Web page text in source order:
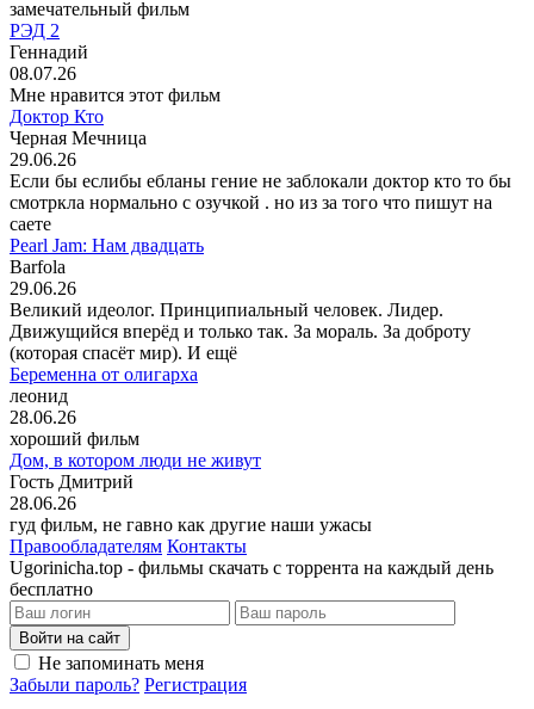
замечательный фильм
РЭД 2
Геннадий
08.07.26
Мне нравится этот фильм
Доктор Кто
Черная Мечница
29.06.26
Если бы еслибы ебланы гение не заблокали доктор кто то бы
смотркла нормально с озучкой . но из за того что пишут на
саете
Pearl Jam: Нам двадцать
Barfola
29.06.26
Великий идеолог. Принципиальный человек. Лидер.
Движущийся вперёд и только так. За мораль. За доброту
(которая спасёт мир). И ещё
Беременна от олигарха
леонид
28.06.26
хороший фильм
Дом, в котором люди не живут
Гость Дмитрий
28.06.26
гуд фильм, не гавно как другие наши ужасы
Правообладателям Контакты
Ugorinicha.top - фильмы скачать с торрента на каждый день
бесплатно
Войти на сайт
Не запоминать меня
Забыли пароль? Регистрация